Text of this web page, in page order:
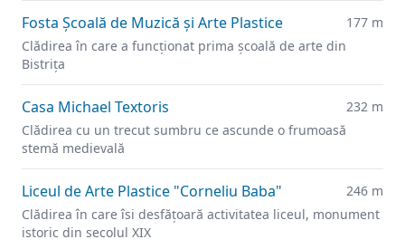
Fosta Școală de Muzică şi Arte Plastice
177 m
Clădirea în care a funcționat prima școală de arte din
Bistrița
Casa Michael Textoris
232 m
Clădirea cu un trecut sumbru ce ascunde o frumoasă
stemă medievală
Liceul de Arte Plastice "Corneliu Baba"
246 m
Clădirea în care îsi desfățoară activitatea liceul, monument
istoric din secolul XIX